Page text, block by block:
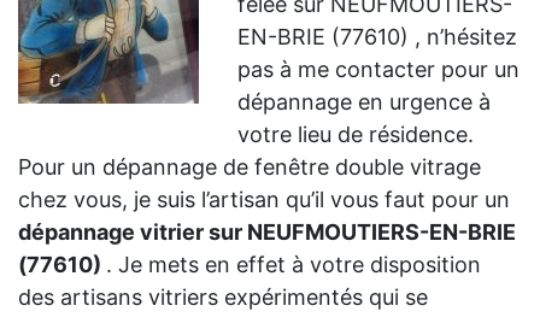
EN-BRIE (77610) , n’hésitez
pas à me contacter pour un
dépannage en urgence à
votre lieu de résidence.
Pour un dépannage de fenêtre double vitrage
chez vous, je suis l’artisan qu’il vous faut pour un
dépannage vitrier sur NEUFMOUTIERS-EN-BRIE
(77610) . Je mets en effet à votre disposition
des artisans vitriers expérimentés qui se